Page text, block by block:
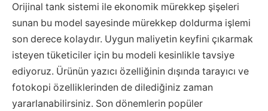
Orijinal tank sistemi ile ekonomik mürekkep şişeleri
sunan bu model sayesinde mürekkep doldurma işlemi
son derece kolaydır. Uygun maliyetin keyfini çıkarmak
isteyen tüketiciler için bu modeli kesinlikle tavsiye
ediyoruz. Ürünün yazıcı özelliğinin dışında tarayıcı ve
fotokopi özelliklerinden de dilediğiniz zaman
yararlanabilirsiniz. Son dönemlerin popüler